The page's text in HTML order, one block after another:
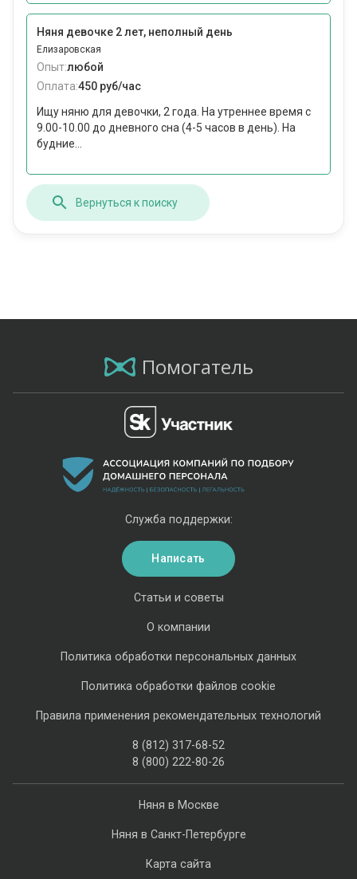
Няня девочке 2 лет, неполный день
Елизаровская
Опыт:любой
Оплата:450 руб/час
Ищу няню для девочки, 2 года. На утреннее время с
9.00-10.00 до дневного сна (4-5 часов в день). На
будние...
Вернуться к поиску
Помогатель
Няня в Москве
Няня в Санкт-Петербурге
Карта сайта
Статьи и советы
О компании
Политика обработки персональных данных
Политика обработки файлов cookie
Правила применения рекомендательных технологий
8 (812) 317-68-52
8 (800) 222-80-26
Служба поддержки:
Написать